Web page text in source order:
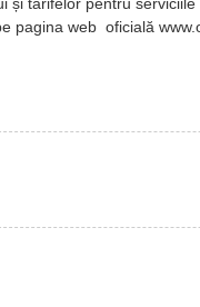
pagina web oficială